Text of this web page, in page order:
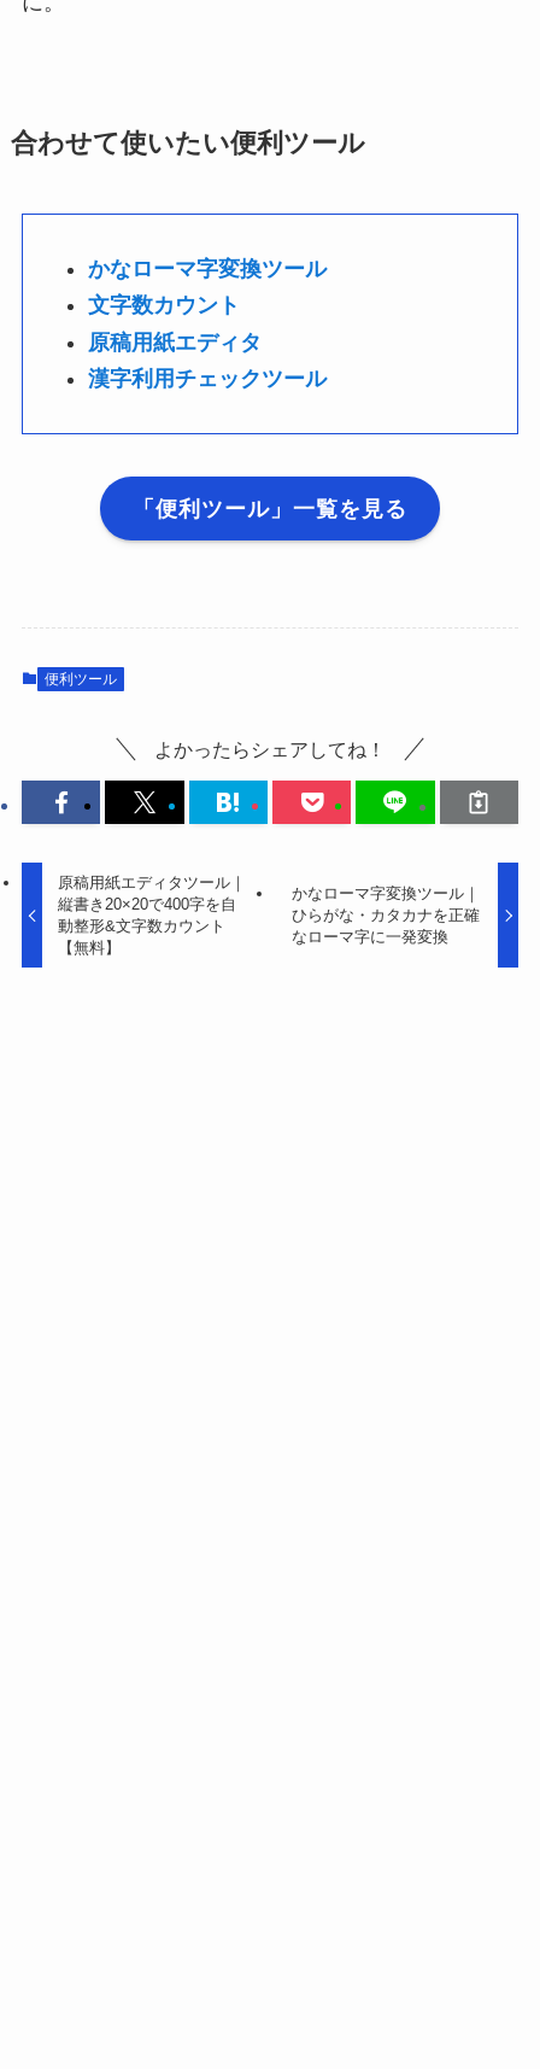
合わせて使いたい便利ツール
かなローマ字変換ツール
文字数カウント
原稿用紙エディタ
漢字利用チェックツール
「便利ツール」一覧を見る
便利ツール
よかったらシェアしてね！
原稿用紙エディタツール｜
縦書き20×20で400字を自
動整形&文字数カウント
【無料】
かなローマ字変換ツール｜
ひらがな・カタカナを正確
なローマ字に一発変換